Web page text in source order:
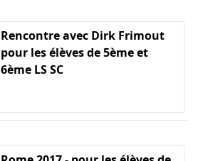
Rencontre avec Dirk Frimout
pour les élèves de 5ème et
6ème LS SC